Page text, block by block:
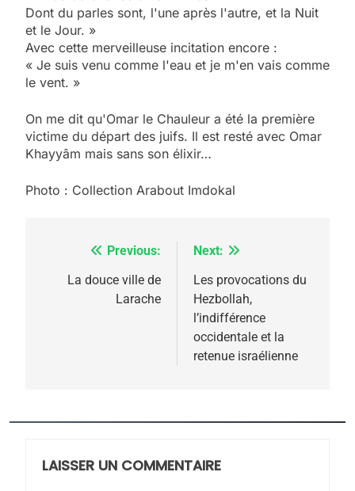
Dont du parles sont, l'une après l'autre, et la Nuit
et le Jour. »
Avec cette merveilleuse incitation encore :
« Je suis venu comme l'eau et je m'en vais comme
le vent. »
On me dit qu'Omar le Chauleur a été la première
victime du départ des juifs. Il est resté avec Omar
Khayyâm mais sans son élixir…
Photo : Collection Arabout Imdokal
NavigationPrevious:
La douce ville de
Larache
Next:
Les provocations du
Hezbollah,
l’indifférence
occidentale et la
retenue israélienne
LAISSER UN COMMENTAIRE
2025, l’année la plus
rapport d’ADL contre
FRANCE ISRAÉL